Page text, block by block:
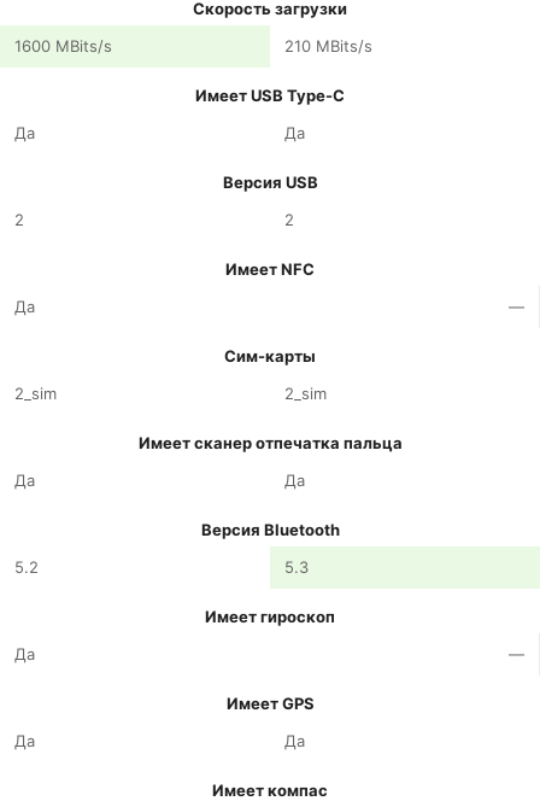
Скорость загрузки
1600 MBits/s
210 MBits/s
Имеет USB Type-C
Да
Да
Версия USB
2
2
Имеет NFC
Да
—
Сим-карты
2_sim
2_sim
Имеет сканер отпечатка пальца
Да
Да
Версия Bluetooth
5.2
5.3
Имеет гироскоп
Да
—
Имеет GPS
Да
Да
Имеет компас